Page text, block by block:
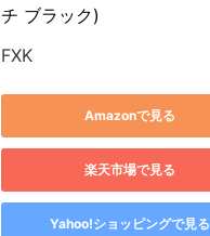
チ ブラック)
FXK
Amazonで見る
楽天市場で見る
Yahoo!ショッピングで見る